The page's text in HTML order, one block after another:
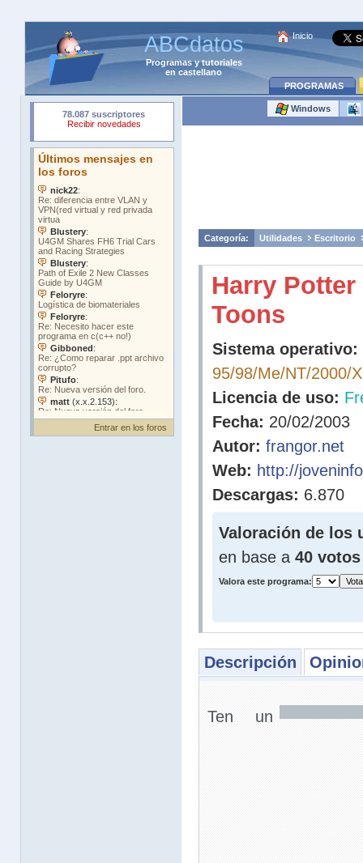
ABCdatos
Programasytutoriales
en castellano
Inicio
PROGRAMAS
Entrar en los foros
Windows
Categoría: Utilidades Escritorio
Harry Potter
Toons
Sistema operativo:
95/98/Me/NT/2000/
Licencia de uso:
Fecha: 20/02/2003
Autor: frangor.net
Web: http://
Descargas: 6.870
Valoración de los
en base a 40 votos
Valora este programa:
Descripción
Ten un